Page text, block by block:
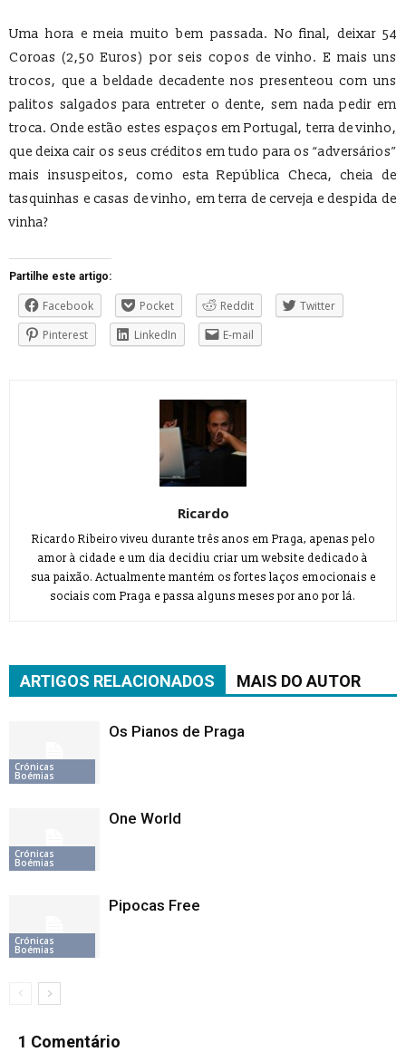
Uma hora e meia muito bem passada. No final, deixar 54
Coroas (2,50 Euros) por seis copos de vinho. E mais uns
trocos, que a beldade decadente nos presenteou com uns
palitos salgados para entreter o dente, sem nada pedir em
troca. Onde estão estes espaços em Portugal, terra de vinho,
que deixa cair os seus créditos em tudo para os “adversários”
mais insuspeitos, como esta República Checa, cheia de
tasquinhas e casas de vinho, em terra de cerveja e despida de
vinha?
Partilhe este artigo:
Facebook Pocket Reddit
Twitter
Pinterest
LinkedIn E-mail
Ricardo
Ricardo Ribeiro viveu durante três anos em Praga, apenas pelo
amor à cidade e um dia decidiu criar um website dedicado à
sua paixão. Actualmente mantém os fortes laços emocionais e
sociais com Praga e passa alguns meses por ano por lá.
ARTIGOS RELACIONADOS MAIS DO AUTOR
Crónicas
Boémias
Os Pianos de Praga
Crónicas
Boémias
One World
Crónicas
Boémias
Pipocas Free
1 Comentário